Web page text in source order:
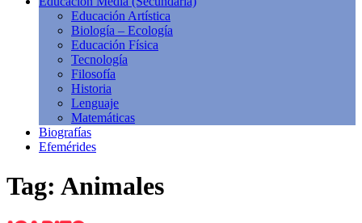
Educación Artística
Biología – Ecología
Educación Física
Tecnología
Filosofía
Historia
Lenguaje
Matemáticas
Biografías
Efemérides
Tag: Animales